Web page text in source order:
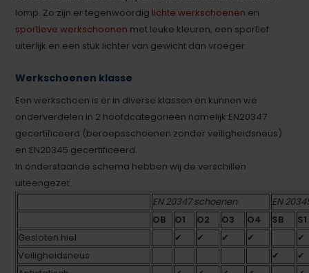
lomp. Zo zijn er tegenwoordig lichte werkschoenen en
sportieve werkschoenen met leuke kleuren, een sportief
uiterlijk en een stuk lichter van gewicht dan vroeger.
Werkschoenen klasse
Een werkschoen is er in diverse klassen en kunnen we
onderverdelen in 2 hoofdcategorieën namelijk EN20347
gecertificeerd (beroepsschoenen zonder veiligheidsneus)
en EN20345 gecertificeerd.
In onderstaande schema hebben wij de verschillen
uiteengezet.
EN 20347 schoenen
EN
OB
O1 O2 O3 O4 SB
S1
Gesloten hiel
✔ ✔ ✔ ✔
✔
Veiligheidsneus
✔
✔